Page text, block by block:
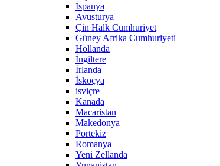
İspanya
Avusturya
Çin Halk Cumhuriyet
Güney Afrika Cumhuriyeti
Hollanda
İngiltere
İrlanda
İskoçya
isviçre
Kanada
Macaristan
Makedonya
Portekiz
Romanya
Yeni Zellanda